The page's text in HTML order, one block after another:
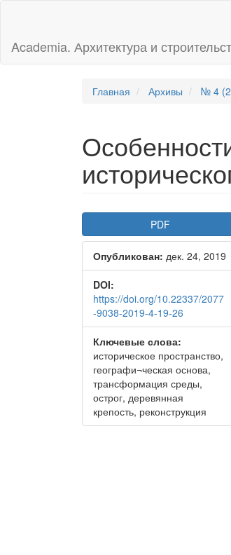
Основное
содержимое
Academia. Архитектура и
Главная Архивы № 4
Боковая
панель
статьи
PDF
Опубликован: дек. 24, 2019
DOI:
https://doi.org/10.22337/2077
-9038-2019-4-19-26
Ключевые слова:
историческое пространство,
географи¬ческая основа,
трансформация среды,
острог, деревянная
крепость, реконструкция